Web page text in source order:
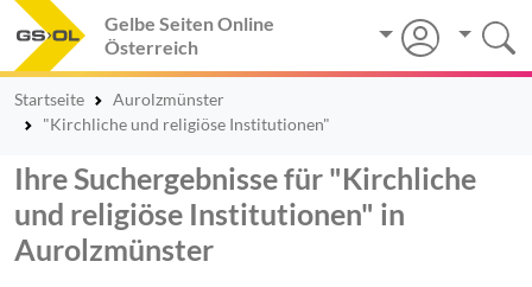
Gelbe Seiten Online
Österreich
Startseite
Aurolzmünster
"Kirchliche und religiöse Institutionen"
Ihre Suchergebnisse für "Kirchliche
und religiöse Institutionen" in
Aurolzmünster